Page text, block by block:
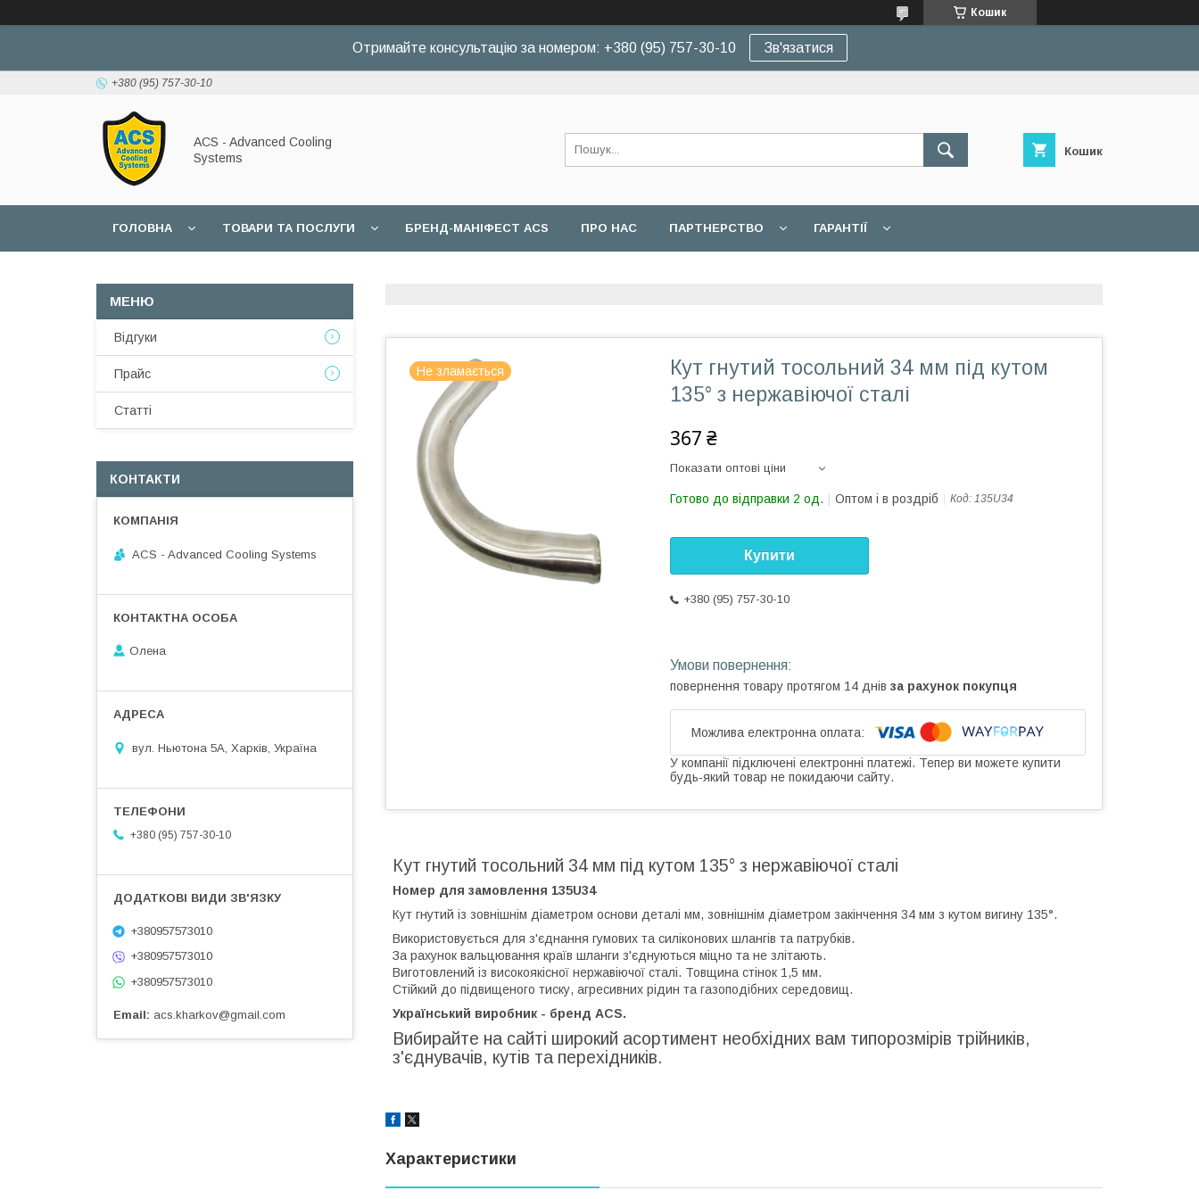
Кошик
Отримайте консультацію за номером: +380 (95) 757-30-10 Зв'язатися
+380 (95) 757-30-10
ACS - Advanced Cooling
Systems
Кошик
ГОЛОВНА ТОВАРИ ТА ПОСЛУГИ БРЕНД-МАНІФЕСТ ACS ПРО НАС ПАРТНЕРСТВО ГАРАНТІЇ
Не зламається
Кут гнутий тосольний 34 мм під кутом
135° з нержавіючої сталі
367 ₴
Показати оптові ціни
Готово до відправки 2 од. Оптом і в роздріб Код: 135U34
Купити
+380 (95) 757-30-10
повернення товару протягом 14 днів за рахунок покупця
У компанії підключені електронні платежі. Тепер ви можете купити
будь-який товар не покидаючи сайту.
Кут гнутий тосольний 34 мм під кутом 135° з нержавіючої сталі
Номер для замовлення 135U34
Кут гнутий із зовнішнім діаметром основи деталі мм, зовнішнім діаметром закінчення 34 мм з кутом вигину 135°.
Використовується для з'єднання гумових та силіконових шлангів та патрубків.
За рахунок вальцювання країв шланги з'єднуються міцно та не злітають.
Виготовлений із високоякісної нержавіючої сталі. Товщина стінок 1,5 мм.
Стійкий до підвищеного тиску, агресивних рідин та газоподібних середовищ.
Український виробник - бренд ACS.
Вибирайте на сайті широкий асортимент необхідних вам типорозмірів трійників,
з'єднувачів, кутів та перехідників.
Характеристики
Відгуки
Прайс
Статті
КОНТАКТИ
ACS - Advanced Cooling Systems
Олена
вул. Ньютона 5А, Харків, Україна
+380 (95) 757-30-10
+380957573010
+380957573010
+380957573010
Email acs.kharkov@gmail.com